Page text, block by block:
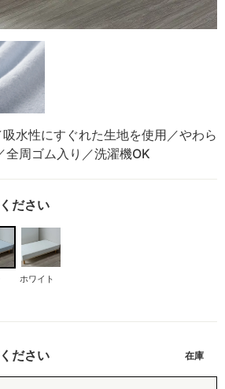
水性にすぐれた生地を使用／やわら
全周ゴム入り／洗濯機OK
ださい
ホワイト
ださい